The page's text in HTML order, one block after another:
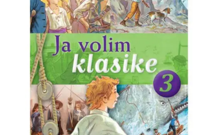
Sačuvaj
proizvod